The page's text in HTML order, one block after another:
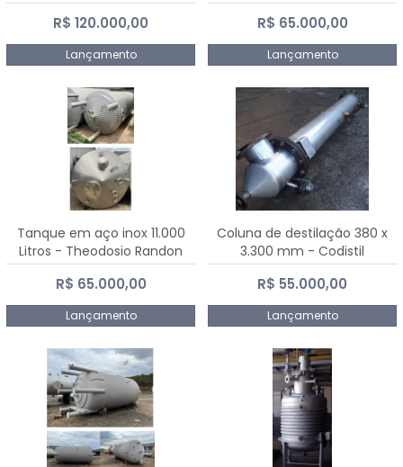
R$ 120.000,00
Lançamento
R$ 65.000,00
Lançamento
Tanque em aço inox 11.000
Litros - Theodosio Randon
R$ 65.000,00
Lançamento
Coluna de destilação 380 x
3.300 mm - Codistil
R$ 55.000,00
Lançamento